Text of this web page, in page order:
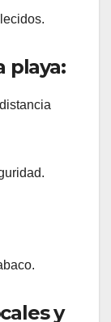
playa:
y